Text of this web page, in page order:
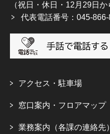
（祝日・休日・12月29日か
代表電話番号：045-
アクセス・駐車場
窓口案内・フロアマップ
業務案内（各課の連絡先）